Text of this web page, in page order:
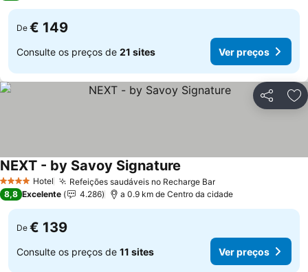
De € 149
Consulte os preços de 21 sites Ver preços
Partilhar
4 EstrelasHotel Refeições saudáveis no Recharge BarVer preços
NEXT - by Savoy Signature
8,8 Excelente 4.286 a 0.9 km de Centro da cidade
De € 139
Consulte os preços de 11 sites Ver preços